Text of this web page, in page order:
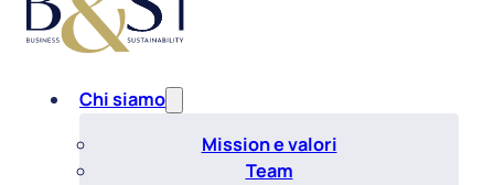
Chi siamo
Mission e valori
Team